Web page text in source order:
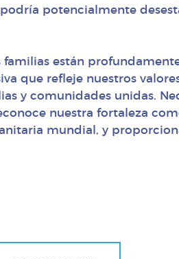
potencialmente
están
que refleje nuestros
y comunidades unidas.
nuestra fortaleza
mundial, y